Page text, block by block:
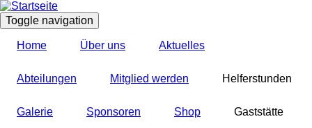
Direkt
zum
Inhalt
Toggle navigation
Home Über uns Aktuelles
Abteilungen Mitglied werden Helferstunden
Galerie Sponsoren Shop Gaststätte